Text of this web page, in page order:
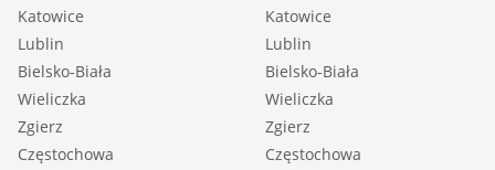
Katowice
Lublin
Bielsko-Biała
Wieliczka
Zgierz
Częstochowa
Katowice
Lublin
Bielsko-Biała
Wieliczka
Zgierz
Częstochowa